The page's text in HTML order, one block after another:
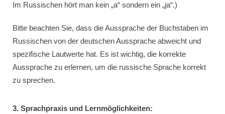
Im Russischen hört man kein „a“ sondern ein „ja“.)
Bitte beachten Sie, dass die Aussprache der Buchstaben im
Russischen von der deutschen Aussprache abweicht und
spezifische Lautwerte hat. Es ist wichtig, die korrekte
Aussprache zu erlernen, um die russische Sprache korrekt
zu sprechen.
3. Sprachpraxis und Lernmöglichkeiten: